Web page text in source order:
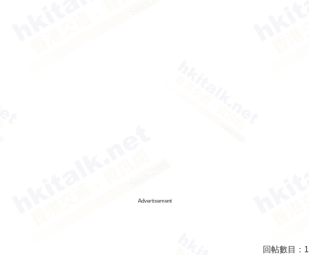
Advertisement
回帖數目： 1